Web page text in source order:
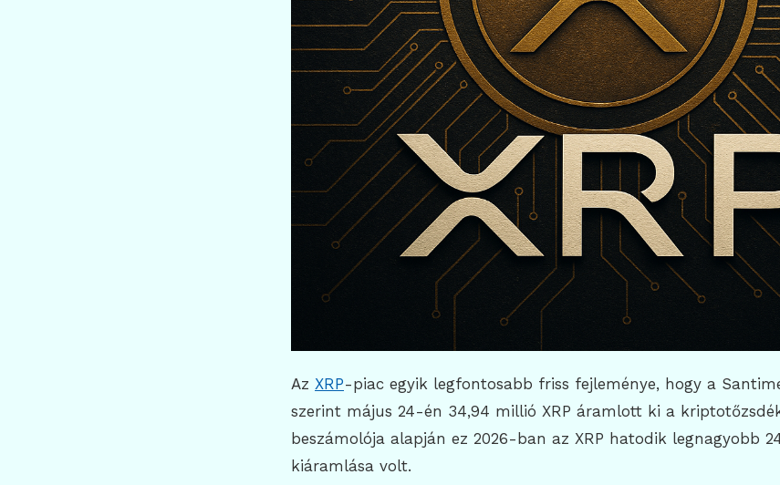
Az XRP-piac egyik legfontosabb friss fejleménye, hogy a
szerint május 24-én 34,94 millió XRP áramlott ki a
beszámolója alapján ez 2026-ban az XRP hatodik legnagyobb
kiáramlása volt.